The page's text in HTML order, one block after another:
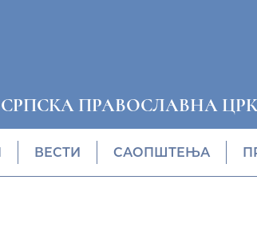
СРПСКА ПРАВОСЛАВНА
ВЕСТИ САОПШТЕЊА